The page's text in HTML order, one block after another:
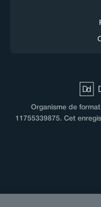
Organisme de
11755339875. Cet